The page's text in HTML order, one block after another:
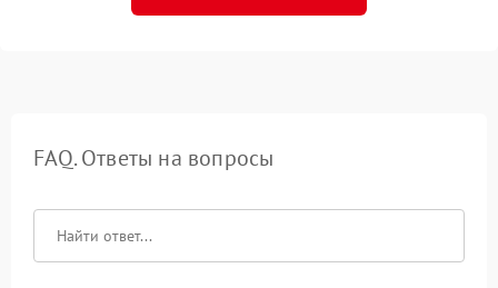
FAQ. Ответы на вопросы